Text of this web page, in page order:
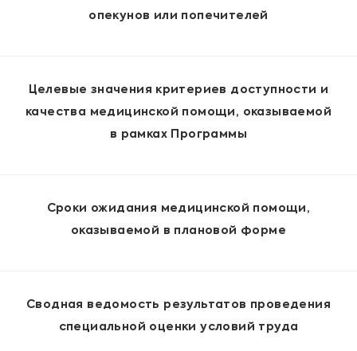
опекунов или попечителей
Целевые значения критериев доступности и
качества медицинской помощи, оказываемой
в рамках Программы
Сроки ожидания медицинской помощи,
оказываемой в плановой форме
Сводная ведомость результатов проведения
специальной оценки условий труда